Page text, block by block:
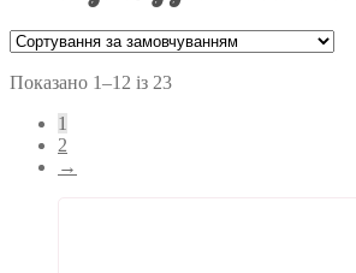
Показано 1–12 із 23
1
2
→